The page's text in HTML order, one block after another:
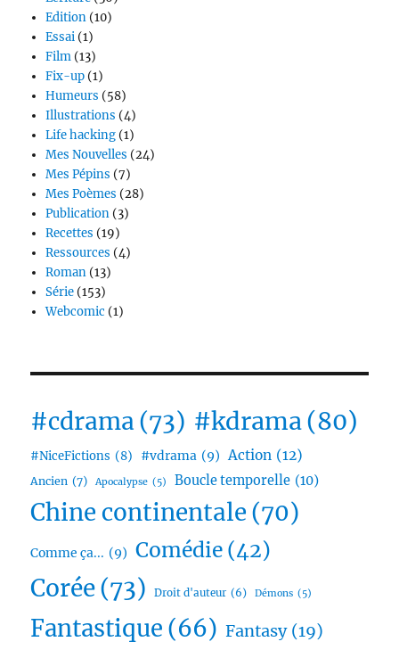
Edition(10)
Essai(1)
Film(13)
Fix-up(1)
Humeurs (58)
Illustrations (4)
Life hacking(1)
Mes Nouvelles (24)
Mes Pépins (7)
Mes Poèmes (28)
Publication(3)
Recettes (19)
Ressources (4)
Roman(13)
Série(153)
Webcomic (1)
#cdrama (73) #kdrama(80)
#NiceFictions (8) #vdrama (9) Action (12)
Ancien (7) Apocalypse (5) Boucle temporelle (10)
Chine continentale (70)
Comme ça... (9) Comédie (42)
Corée(73) Droit d'auteur (6) Démons (5)
Fantastique (66) Fantasy (19)